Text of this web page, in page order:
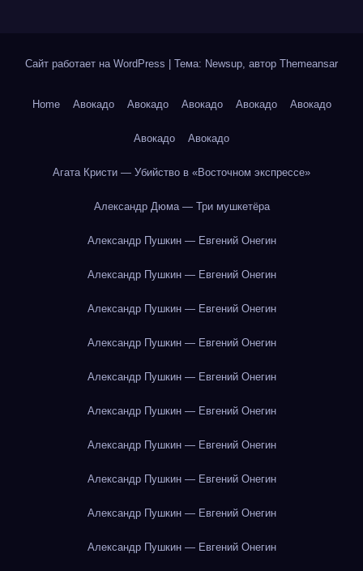
Сайт работает на WordPress Тема: Newsup, автор Themeansar
Home Авокадо Авокадо Авокадо Авокадо Авокадо
Авокадо Авокадо
Агата Кристи — Убийство в «Восточном экспрессе»
Александр Дюма — Три мушкетёра
Александр Пушкин — Евгений Онегин
Александр Пушкин — Евгений Онегин
Александр Пушкин — Евгений Онегин
Александр Пушкин — Евгений Онегин
Александр Пушкин — Евгений Онегин
Александр Пушкин — Евгений Онегин
Александр Пушкин — Евгений Онегин
Александр Пушкин — Евгений Онегин
Александр Пушкин — Евгений Онегин
Александр Пушкин — Евгений Онегин